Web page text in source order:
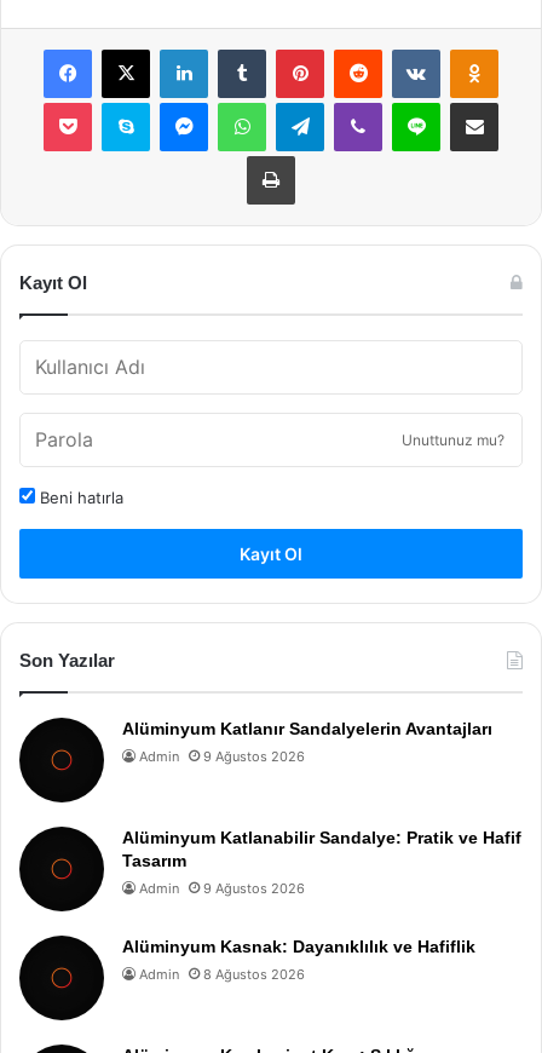
Facebook
X LinkedInTumblr PinterestReddit VKontakte
Pocket Skype MessengerWhatsAppTelegramViber Line E-Posta ile
Yazdır
Kayıt Ol
Unuttunuz mu?
Beni hatırla
Kayıt Ol
Son Yazılar
Alüminyum Katlanır Sandalyelerin Avantajları
Admin 9 Ağustos 2026
Alüminyum Katlanabilir Sandalye: Pratik ve Hafif
Tasarım
Admin 9 Ağustos 2026
Alüminyum Kasnak: Dayanıklılık ve Hafiflik
Admin 8 Ağustos 2026